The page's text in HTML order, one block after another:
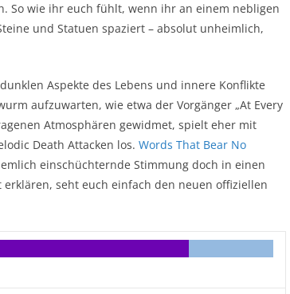
So wie ihr euch fühlt, wenn ihr an einem nebligen
und Statuen spaziert – absolut unheimlich,
Aspekte des Lebens und innere Konflikte
aufzuwarten, wie etwa der Vorgänger „At Every
Atmosphären gewidmet, spielt eher mit
Death Attacken los. Words That Bear No
einschüchternde Stimmung doch in einen
seht euch einfach den neuen offiziellen